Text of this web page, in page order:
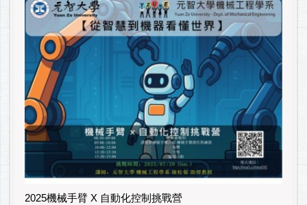
2025機械手臂 X 自動化控制挑戰營